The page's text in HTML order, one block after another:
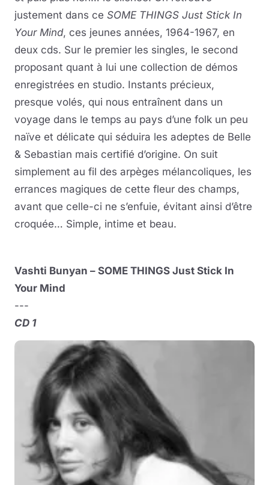
justement dans ce SOME THINGS Just Stick In
Your Mind, ces jeunes années, 1964-1967, en
deux cds. Sur le premier les singles, le second
proposant quant à lui une collection de démos
enregistrées en studio. Instants précieux,
presque volés, qui nous entraînent dans un
voyage dans le temps au pays d’une folk un peu
naïve et délicate qui séduira les adeptes de Belle
& Sebastian mais certifié d’origine. On suit
simplement au fil des arpèges mélancoliques, les
errances magiques de cette fleur des champs,
avant que celle-ci ne s’enfuie, évitant ainsi d’être
croquée… Simple, intime et beau.
Vashti Bunyan – SOME THINGS Just Stick In
Your Mind
---
CD 1